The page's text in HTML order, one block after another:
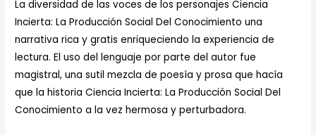
La diversidad de las voces de los personajes Ciencia
Incierta: La Producción Social Del Conocimiento una
narrativa rica y gratis enriqueciendo la experiencia de
lectura. El uso del lenguaje por parte del autor fue
magistral, una sutil mezcla de poesía y prosa que hacía
que la historia Ciencia Incierta: La Producción Social Del
Conocimiento a la vez hermosa y perturbadora.